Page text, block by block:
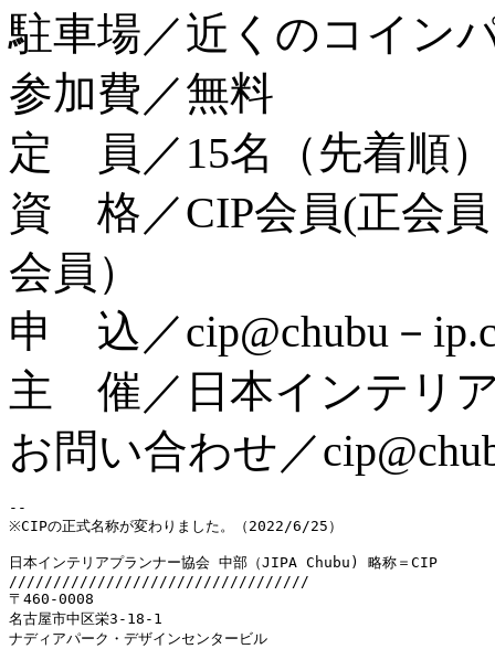
駐車場／近くのコイン
参加費／無料
定 員／15名（先着順）
資 格／CIP会員(正会
会員）
申 込／cip@chubu－
主 催／日本インテリ
お問い合わせ／
--
※CIPの正式名称が変わりました。（2022/6/25）
日本インテリアプランナー協会 中部（JIPA Chubu) 略称＝CIP
//////////////////////////////////
〒460-0008
名古屋市中区栄3-18-1
ナディアパーク・デザインセンタービル